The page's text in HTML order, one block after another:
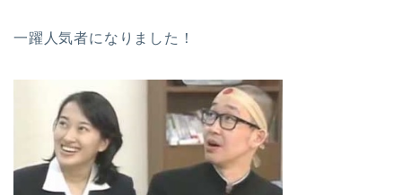
一躍人気者になりました！